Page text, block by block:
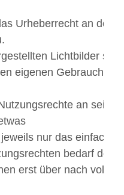
Urheberrecht an den
Lichtbilder s
eigenen Gebrauch des
an
nur das einfache
bedarf der
erst über nach